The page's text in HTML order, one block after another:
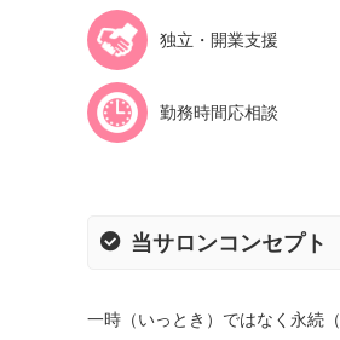
独立・開業支援
勤務時間応相談
当サロンコンセプト
一時（いっとき）ではなく永続